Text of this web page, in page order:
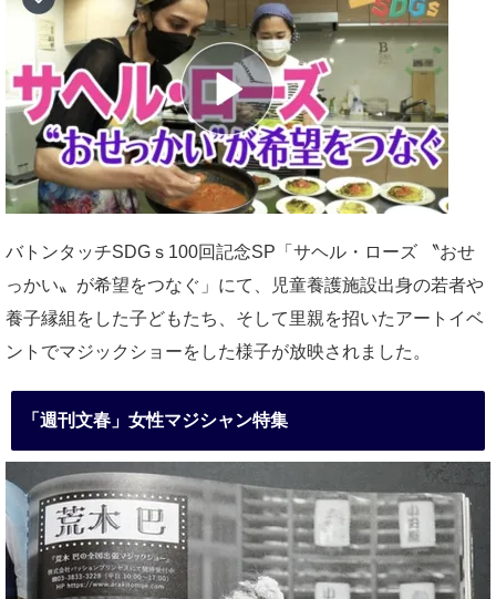
バトンタッチSDGｓ100回記念SP「サヘル・ローズ 〝おせ
っかい〟が希望をつなぐ」にて、児童養護施設出身の若者や
養子縁組をした子どもたち、そして里親を招いたアートイベ
ントでマジックショーをした様子が放映されました。
「週刊文春」女性マジシャン特集